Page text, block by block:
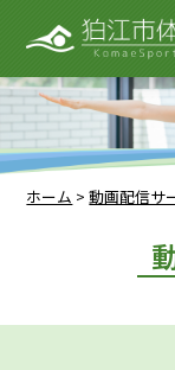
ホーム >動画配信サ